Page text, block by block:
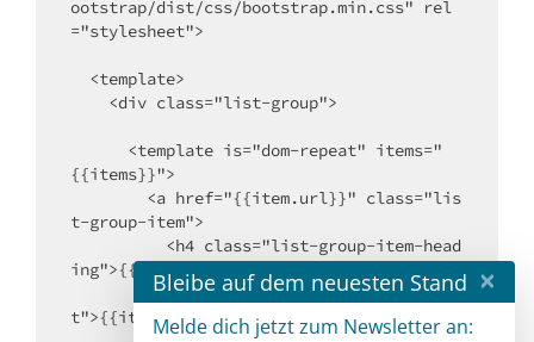
ootstrap/dist/css/bootstrap.min.css" rel
="stylesheet">
{{items}}">
t-group-item">
ing">{{item.heading}}</h4>
          <p class="list-group-item-tex
t">{{item.text}}</p>
Bleibe auf dem neuesten Stand ×
Melde dich jetzt zum Newsletter an: